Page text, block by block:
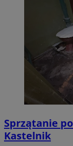
Sprzątanie
Kastelnik